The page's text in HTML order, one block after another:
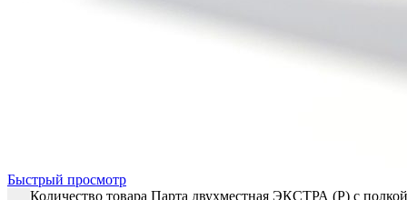
Быстрый просмотр
Количество товара Парта двухместная ЭКСТРА (Р) с